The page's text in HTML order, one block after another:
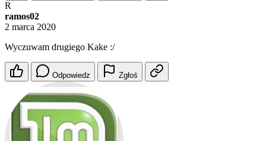
R
ramos02
2 marca 2020
Wyczuwam drugiego Kake :/
Odpowiedz Zgłoś